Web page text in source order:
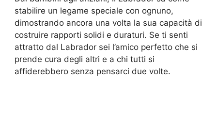
stabilire un legame speciale con ognuno,
dimostrando ancora una volta la sua capacità di
costruire rapporti solidi e duraturi. Se ti senti
attratto dal Labrador sei l’amico perfetto che si
prende cura degli altri e a chi tutti si
affiderebbero senza pensarci due volte.